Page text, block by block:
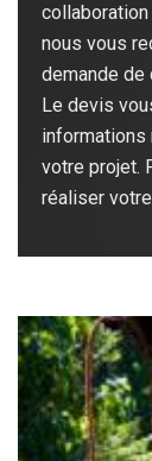
nous vous
demande de
Le devis
votre projet.
réaliser